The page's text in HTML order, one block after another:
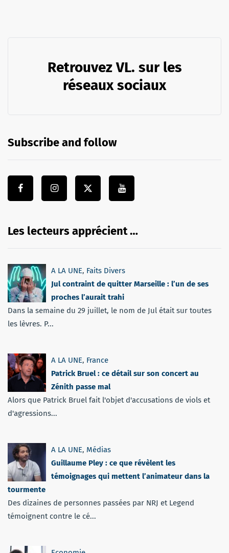
Retrouvez VL. sur les
réseaux sociaux
Subscribe and follow
Les lecteurs apprécient …
A LA UNE, Faits Divers
Jul contraint de quitter Marseille : l’un de ses
proches l’aurait trahi
Dans la semaine du 29 juillet, le nom de Jul était sur toutes
les lèvres. P...
A LA UNE, France
Patrick Bruel : ce détail sur son concert au
Zénith passe mal
Alors que Patrick Bruel fait l'objet d'accusations de viols et
d'agressions...
A LA UNE, Médias
Guillaume Pley : ce que révèlent les
témoignages qui mettent l’animateur dans la
tourmente
Des dizaines de personnes passées par NRJ et Legend
témoignent contre le cé...